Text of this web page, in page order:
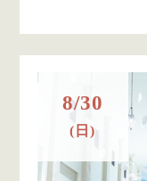
8/30
(日)